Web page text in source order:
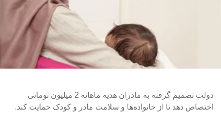
دولت تصمیم گرفته به مادران هدیه ماهانه 2 میلیون تومانی
اختصاص دهد تا از خانواده‌ها و سلامت مادر و کودک حمایت کند.